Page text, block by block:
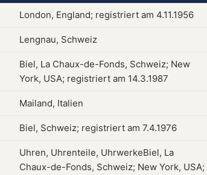
London, England; registriert am 4.11.1956
Lengnau, Schweiz
Biel, La Chaux-de-Fonds, Schweiz; New
York, USA; registriert am 14.3.1987
Mailand, Italien
Biel, Schweiz; registriert am 7.4.1976
Uhren, Uhrenteile, UhrwerkeBiel, La
Chaux-de-Fonds, Schweiz; New York, USA;